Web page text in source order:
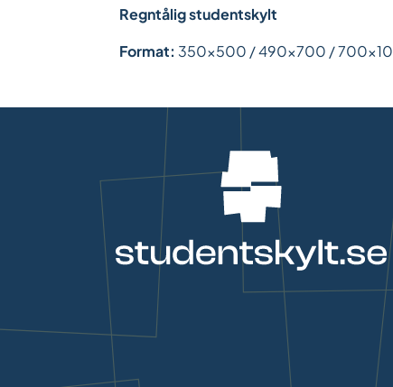
Regntålig studentskylt
Format: 350x500 / 490x700 /